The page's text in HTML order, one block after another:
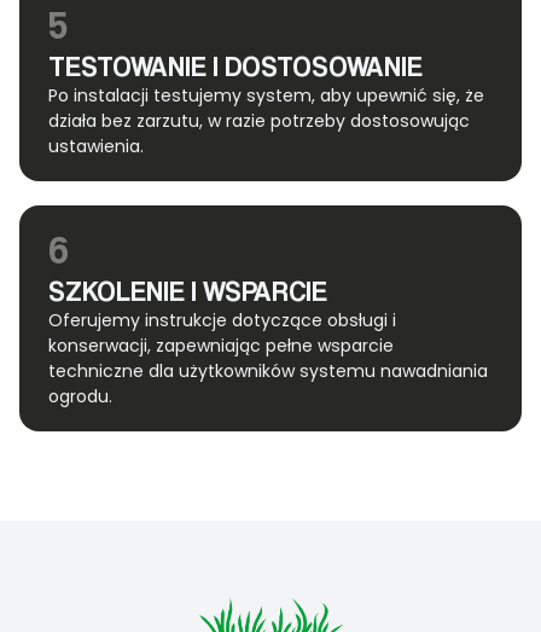
5
TESTOWANIE I DOSTOSOWANIE
Po instalacji testujemy system, aby upewnić się, że
działa bez zarzutu, w razie potrzeby dostosowując
ustawienia.
6
SZKOLENIE I WSPARCIE
Oferujemy instrukcje dotyczące obsługi i
konserwacji, zapewniając pełne wsparcie
techniczne dla użytkowników systemu nawadniania
ogrodu.